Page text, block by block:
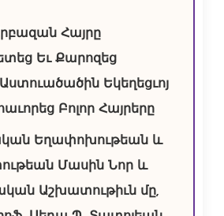
Հայրը
Եւ Քարոզեց
Աստուածածին Եկեղեցւոյ
Բոլոր Հայրերը
Եղափոխութեան և
Մասին Նոր և
Աշխատութիւն մը,